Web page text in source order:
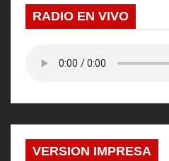
RADIO EN VIVO
VERSION IMPRESA